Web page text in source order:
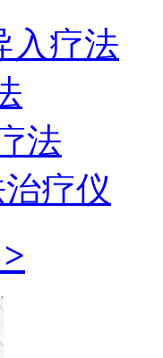
入疗法
法
疗仪